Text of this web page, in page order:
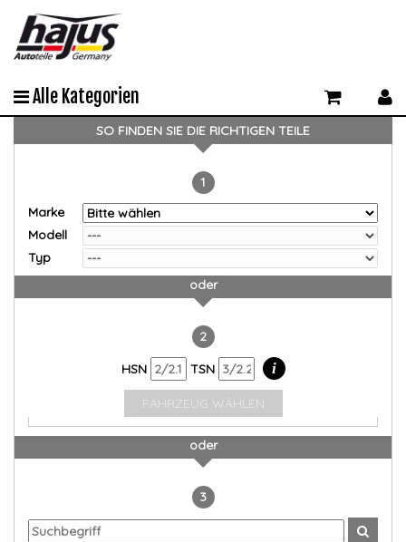
Alle Kategorien
SO FINDEN SIE DIE RICHTIGEN TEILE
1
Marke
Modell
Typ
oder
2
HSN
TSN i
FAHRZEUG WÄHLEN
oder
3